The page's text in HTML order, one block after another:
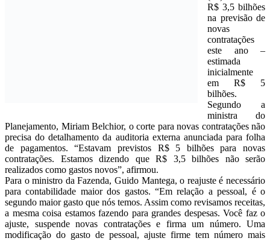
R$ 3,5 bilhões
na previsão de
novas
contratações
este ano –
estimada
inicialmente
em R$ 5
bilhões.
Segundo a
ministra do
Planejamento, Miriam Belchior, o corte para novas contratações não
precisa do detalhamento da auditoria externa anunciada para folha
de pagamentos. “Estavam previstos R$ 5 bilhões para novas
contratações. Estamos dizendo que R$ 3,5 bilhões não serão
realizados como gastos novos”, afirmou.
Para o ministro da Fazenda, Guido Mantega, o reajuste é necessário
para contabilidade maior dos gastos. “Em relação a pessoal, é o
segundo maior gasto que nós temos. Assim como revisamos receitas,
a mesma coisa estamos fazendo para grandes despesas. Você faz o
ajuste, suspende novas contratações e firma um número. Uma
modificação do gasto de pessoal, ajuste firme tem número mais